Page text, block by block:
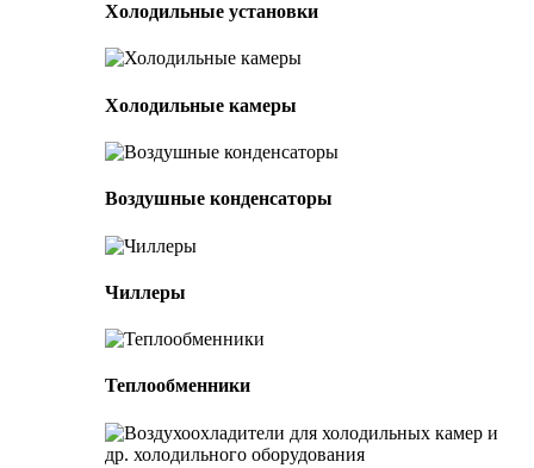
Холодильные установки
Холодильные камеры
Воздушные конденсаторы
Чиллеры
Теплообменники